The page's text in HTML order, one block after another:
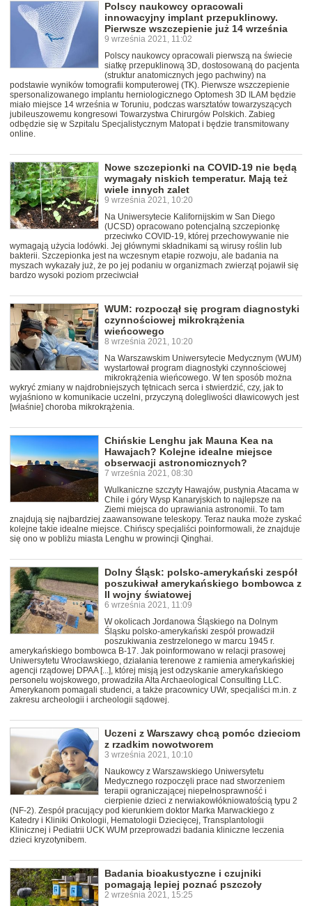
Polscy naukowcy opracowali
innowacyjny implant przepuklinowy.
Pierwsze wszczepienie już 14 września
9 września 2021, 11:02
Polscy naukowcy opracowali pierwszą na świecie
siatkę przepuklinową 3D, dostosowaną do pacjenta
(struktur anatomicznych jego pachwiny) na
podstawie wyników tomografii komputerowej (TK). Pierwsze wszczepienie
spersonalizowanego implantu herniologicznego Optomesh 3D ILAM będzie
miało miejsce 14 września w Toruniu, podczas warsztatów towarzyszących
jubileuszowemu kongresowi Towarzystwa Chirurgów Polskich. Zabieg
odbędzie się w Szpitalu Specjalistycznym Matopat i będzie transmitowany
online.
Nowe szczepionki na COVID-19 nie będą
wymagały niskich temperatur. Mają też
wiele innych zalet
9 września 2021, 10:20
Na Uniwersytecie Kalifornijskim w San Diego
(UCSD) opracowano potencjalną szczepionkę
przeciwko COVID-19, której przechowywanie nie
wymagają użycia lodówki. Jej głównymi składnikami są wirusy roślin lub
bakterii. Szczepionka jest na wczesnym etapie rozwoju, ale badania na
myszach wykazały już, że po jej podaniu w organizmach zwierząt pojawił się
bardzo wysoki poziom przeciwciał
WUM: rozpoczął się program diagnostyki
czynnościowej mikrokrążenia
wieńcowego
8 września 2021, 10:20
Na Warszawskim Uniwersytecie Medycznym (WUM)
wystartował program diagnostyki czynnościowej
mikrokrążenia wieńcowego. W ten sposób można
wykryć zmiany w najdrobniejszych tętnicach serca i stwierdzić, czy, jak to
wyjaśniono w komunikacie uczelni, przyczyną dolegliwości dławicowych jest
[właśnie] choroba mikrokrążenia.
Chińskie Lenghu jak Mauna Kea na
Hawajach? Kolejne idealne miejsce
obserwacji astronomicznych?
7 września 2021, 08:30
Wulkaniczne szczyty Hawajów, pustynia Atacama w
Chile i góry Wysp Kanaryjskich to najlepsze na
Ziemi miejsca do uprawiania astronomii. To tam
znajdują się najbardziej zaawansowane teleskopy. Teraz nauka może zyskać
kolejne takie idealne miejsce. Chińscy specjaliści poinformowali, że znajduje
się ono w pobliżu miasta Lenghu w prowincji Qinghai.
Dolny Śląsk: polsko-amerykański zespół
poszukiwał amerykańskiego bombowca z
II wojny światowej
6 września 2021, 11:09
W okolicach Jordanowa Śląskiego na Dolnym
Śląsku polsko-amerykański zespół prowadził
poszukiwania zestrzelonego w marcu 1945 r.
amerykańskiego bombowca B-17. Jak poinformowano w relacji prasowej
Uniwersytetu Wrocławskiego, działania terenowe z ramienia amerykańskiej
agencji rządowej DPAA [...], której misją jest odzyskanie amerykańskiego
personelu wojskowego, prowadziła Alta Archaeological Consulting LLC.
Amerykanom pomagali studenci, a także pracownicy UWr, specjaliści m.in. z
zakresu archeologii i archeologii sądowej.
Uczeni z Warszawy chcą pomóc dzieciom
z rzadkim nowotworem
3 września 2021, 10:10
Naukowcy z Warszawskiego Uniwersytetu
Medycznego rozpoczęli prace nad stworzeniem
terapii ograniczającej niepełnosprawność i
cierpienie dzieci z nerwiakowłókniowatością typu 2
(NF-2). Zespół pracujący pod kierunkiem doktor Marka Marwackiego z
Katedry i Kliniki Onkologii, Hematologii Dziecięcej, Transplantologii
Klinicznej i Pediatrii UCK WUM przeprowadzi badania kliniczne leczenia
dzieci kryzotynibem.
Badania bioakustyczne i czujniki
pomagają lepiej poznać pszczoły
2 września 2021, 15:25